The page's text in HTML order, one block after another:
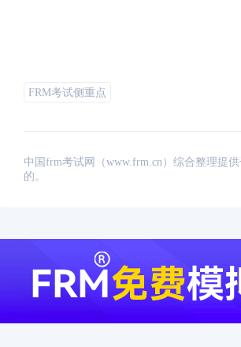
FRM考试侧重点
中国frm考试网（www.frm.cn）综合整理提
的。